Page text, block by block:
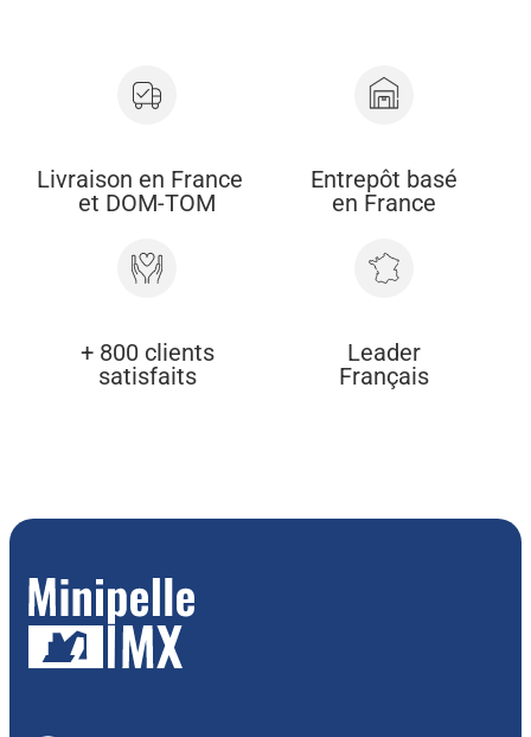
Livraison en France
et DOM-TOM
Entrepôt basé
en France
+ 800 clients
satisfaits
Leader
Français